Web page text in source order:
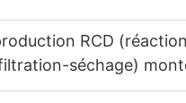
RCD
séchage)